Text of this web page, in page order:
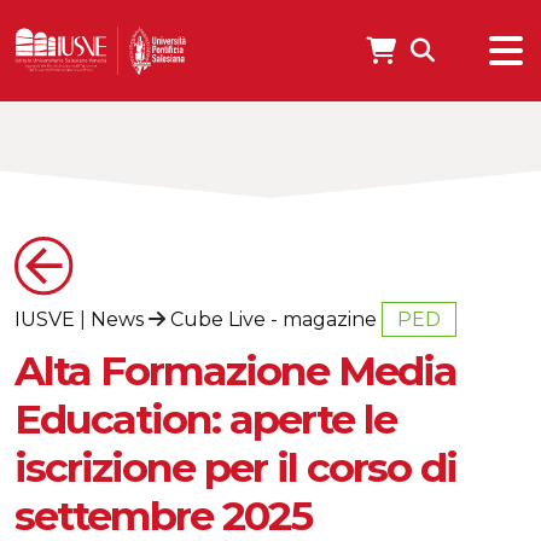
IUSVE News Cube Live - magazine PED
Alta Formazione Media
Education: aperte le
iscrizione per il corso di
settembre 2025